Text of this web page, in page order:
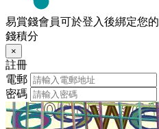
易賞錢會員可於登入後綁定您
錢積分
×
註冊
電郵
密碼